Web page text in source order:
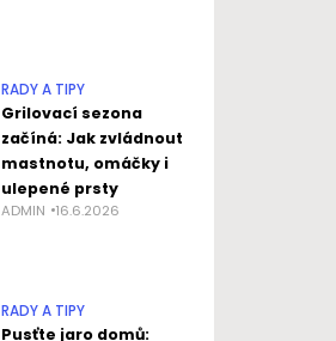
RADY A TIPY
Grilovací sezona
začíná: Jak zvládnout
mastnotu, omáčky i
ulepené prsty
ADMIN 16.6.2026
RADY A TIPY
Pusťte jaro domů: